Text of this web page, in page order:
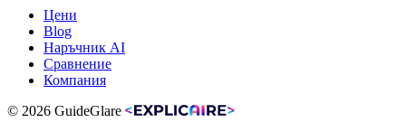
Цени
Blog
Наръчник AI
Сравнение
Компания
© 2026 GuideGlare